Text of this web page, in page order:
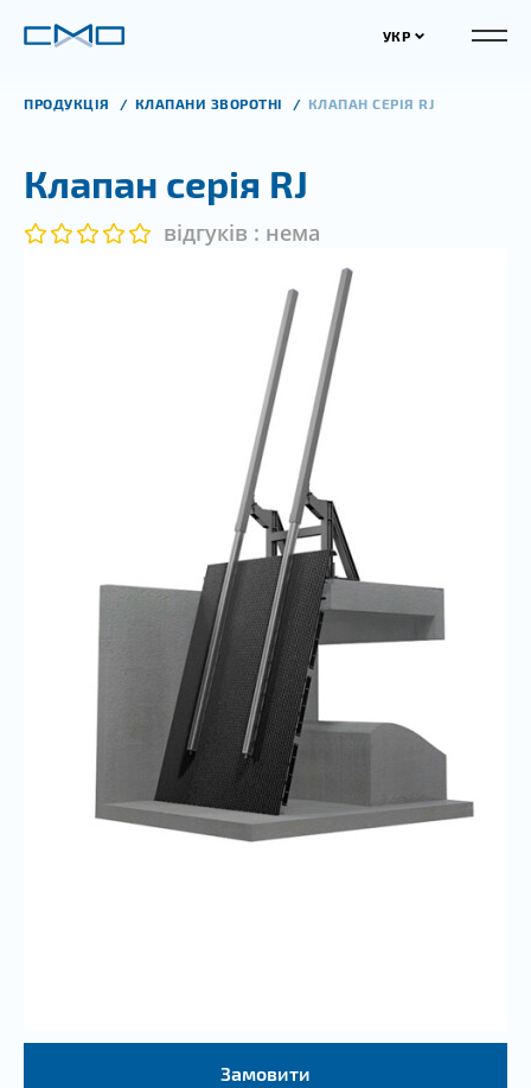
УКР
ПРОДУКЦІЯ КЛАПАНИ ЗВОРОТНІ КЛАПАН СЕРІЯ RJ
Клапан серія RJ
відгуків : нема
Замовити